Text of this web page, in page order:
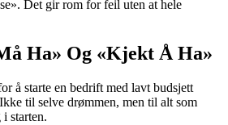
Det gir rom for feil uten at hele
Ha» Og «Kjekt Å Ha»
å starte en bedrift med lavt budsjett
til selve drømmen, men til alt som
starten.